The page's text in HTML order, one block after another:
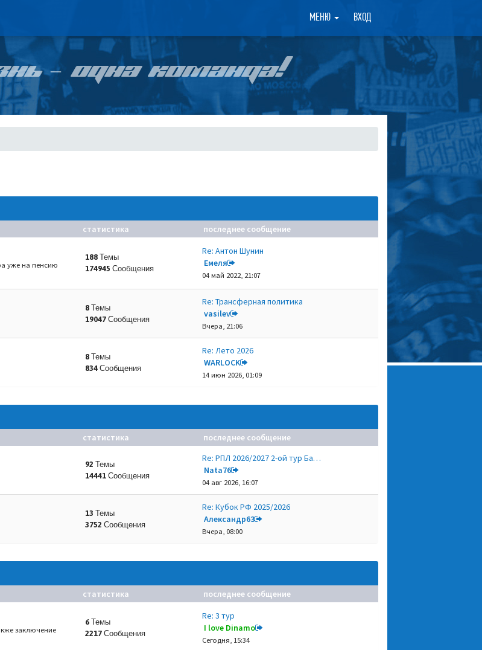
МЕНЮ ВХОД ×
– ОДНА КОМАНДА!
статистика последнее сообщение
уже на пенсию
188 Темы
174945 Сообщения
Re: Антон Шунин
Емеля
04 май 2022, 21:07
8 Темы
19047 Сообщения
Re: Трансферная политика
vasilev
Вчера, 21:06
8 Темы
834 Сообщения
Re: Лето 2026
WARLOCK
14 июн 2026, 01:09
статистика последнее сообщение
92 Темы
14441 Сообщения
Re: РПЛ 2026/2027 2-ой тур Ба…
Nata76
04 авг 2026, 16:07
13 Темы
3752 Сообщения
Re: Кубок РФ 2025/2026
Александр63
Вчера, 08:00
статистика последнее сообщение
заключение
6 Темы
2217 Сообщения
Re: 3 тур
I love Dinamo
Сегодня, 15:34